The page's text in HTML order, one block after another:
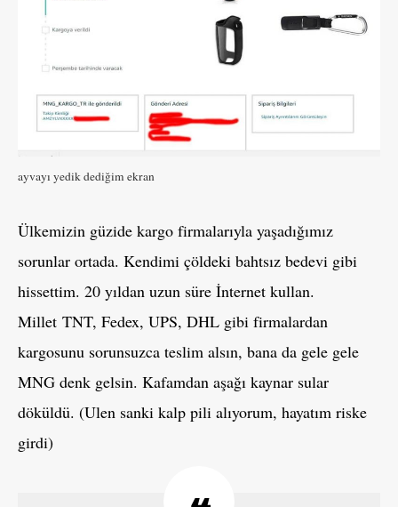
ayvayı yedik dediğim ekran
Ülkemizin güzide kargo firmalarıyla yaşadığımız
sorunlar ortada. Kendimi çöldeki bahtsız bedevi gibi
hissettim. 20 yıldan uzun süre İnternet kullan.
Millet TNT, Fedex, UPS, DHL gibi firmalardan
kargosunu sorunsuzca teslim alsın, bana da gele gele
MNG denk gelsin. Kafamdan aşağı kaynar sular
döküldü. (Ulen sanki kalp pili alıyorum, hayatım riske
girdi)